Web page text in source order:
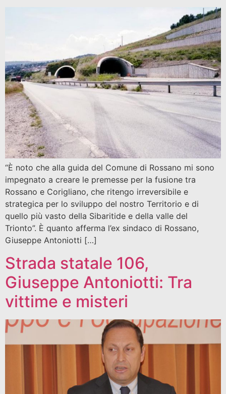
“È noto che alla guida del Comune di Rossano mi sono
impegnato a creare le premesse per la fusione tra
Rossano e Corigliano, che ritengo irreversibile e
strategica per lo sviluppo del nostro Territorio e di
quello più vasto della Sibaritide e della valle del
Trionto”. È quanto afferma l’ex sindaco di Rossano,
Giuseppe Antoniotti […]
Strada statale 106,
Giuseppe Antoniotti: Tra
vittime e misteri